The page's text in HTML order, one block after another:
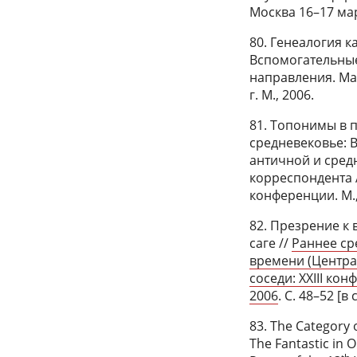
Москва 16–17
80. Генеалогия
направления.
г. М., 2006.
81. Топонимы в
средневековье:
античной и
конференции.
82. Презрение к
саге // Раннее
времени
соседи: XXIII
2006. С. 48–52 [в
83. The
The Fantastic in